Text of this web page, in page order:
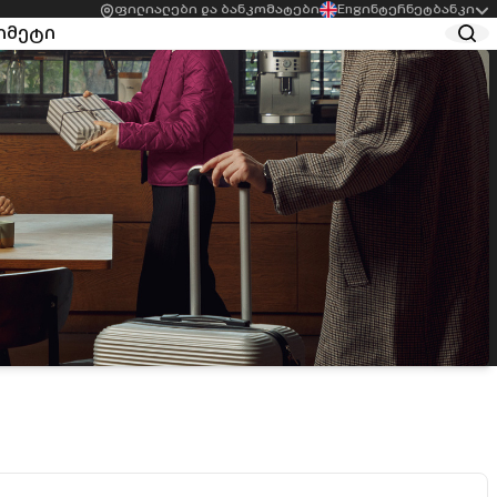
ფილიალები და ბანკომატები Engინტერნეტბანკი
სესხი
სესხი
ქალი
ლიმიტი
აგრო სესხები
სასათბურე მეურნეობის
მხარდამჭერი სესხი
სესხები
აგროსაქმიანობისთვის
შეღავათიანი
აგროკრედიტი
Start-up აგრო სესხი
მეტი